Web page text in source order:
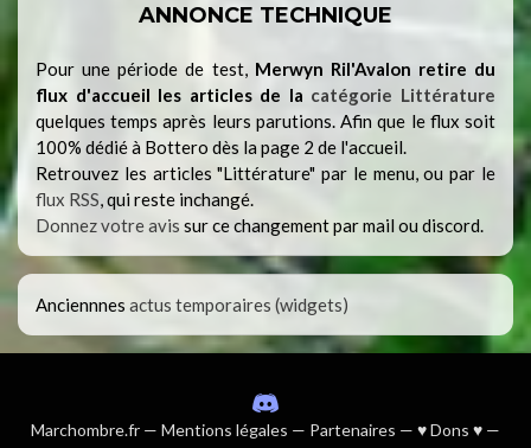
ANNONCE TECHNIQUE
Pour une période de test,Merwyn Ril'Avalon retire du
flux d'accueil les articles de la catégorie Littérature
quelques temps après leurs parutions. Afin que le flux soit
100% dédié à Bottero dès la page 2 de l'accueil.
Retrouvez les articles "Littérature" par le menu, ou par le
flux RSS, qui reste inchangé.
Donnez votre avis sur ce changement par mail ou discord.
Anciennnes actus temporaires (widgets)
Marchombre.fr — Mentions légales — Partenaires — ♥ Dons ♥ —